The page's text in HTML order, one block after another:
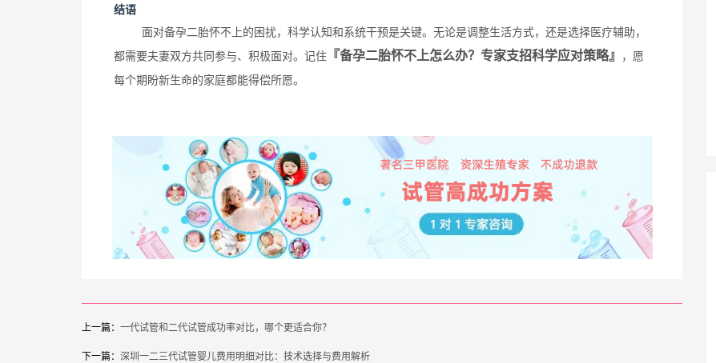
结语
面对备孕二胎怀不上的困扰，科学认知和系统干预是关键。无论是调整生活方式，还是选择医疗辅助，
都需要夫妻双方共同参与、积极面对。记住 『备孕二胎怀不上怎么办？专家支招科学应对策略』
，愿
每个期盼新生命的家庭都能得偿所愿。
上一篇： 一代试管和二代试管成功率对比，哪个更适合你？
下一篇： 深圳一二三代试管婴儿费用明细对比：技术选择与费用解析